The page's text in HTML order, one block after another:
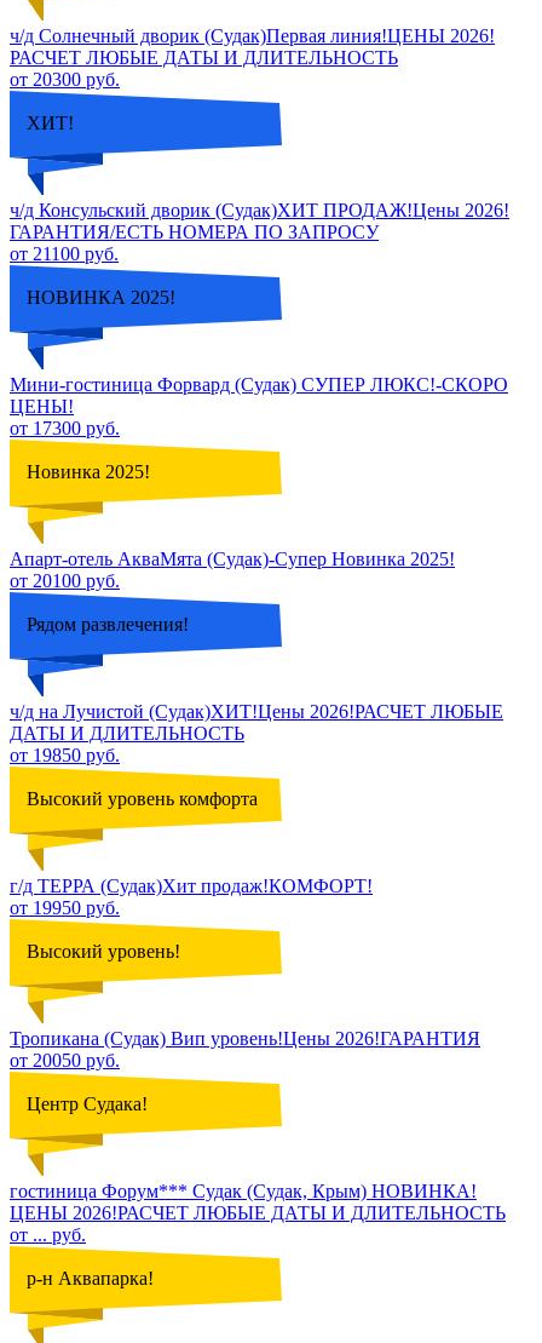
ч/д Солнечный дворик (Судак)Первая линия!ЦЕНЫ 2026!
РАСЧЕТ ЛЮБЫЕ ДАТЫ И ДЛИТЕЛЬНОСТЬ
от 20300 руб.
ХИТ!
ч/д Консульский дворик (Судак)ХИТ ПРОДАЖ!Цены 2026!
ГАРАНТИЯ/ЕСТЬ НОМЕРА ПО ЗАПРОСУ
от 21100 руб.
НОВИНКА 2025!
Мини-гостиница Форвард (Судак) СУПЕР ЛЮКС!-СКОРО
ЦЕНЫ!
от 17300 руб.
Новинка 2025!
Апарт-отель АкваМята (Судак)-Супер Новинка 2025!
от 20100 руб.
Рядом развлечения!
ч/д на Лучистой (Судак)ХИТ!Цены 2026!РАСЧЕТ ЛЮБЫЕ
ДАТЫ И ДЛИТЕЛЬНОСТЬ
от 19850 руб.
Высокий уровень комфорта
г/д ТЕРРА (Судак)Хит продаж!КОМФОРТ!
от 19950 руб.
Высокий уровень!
Тропикана (Судак) Вип уровень!Цены 2026!ГАРАНТИЯ
от 20050 руб.
Центр Судака!
гостиница Форум*** Судак (Судак, Крым) НОВИНКА!
ЦЕНЫ 2026!РАСЧЕТ ЛЮБЫЕ ДАТЫ И ДЛИТЕЛЬНОСТЬ
от ... руб.
р-н Аквапарка!